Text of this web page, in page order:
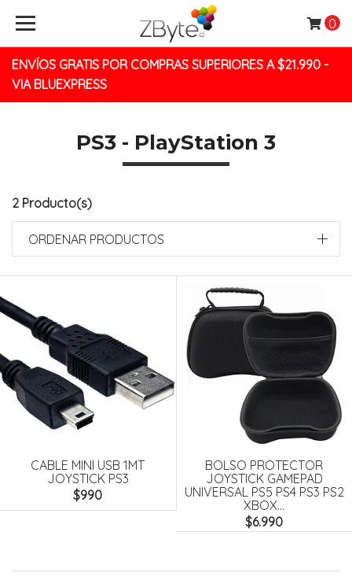
ENVÍOS GRATIS POR COMPRAS SUPERIORES A $21.990 -
VIA BLUEXPRESS
0
PS3 - PlayStation 3
2 Producto(s)
ORDENAR PRODUCTOS
CABLE MINI USB 1MT
JOYSTICK PS3
$990
BOLSO PROTECTOR
JOYSTICK GAMEPAD
UNIVERSAL PS5 PS4 PS3 PS2
XBOX...
$6.990